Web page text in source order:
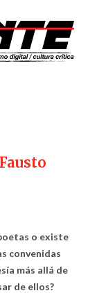
o existe
convenidas
más allá de
de ellos?